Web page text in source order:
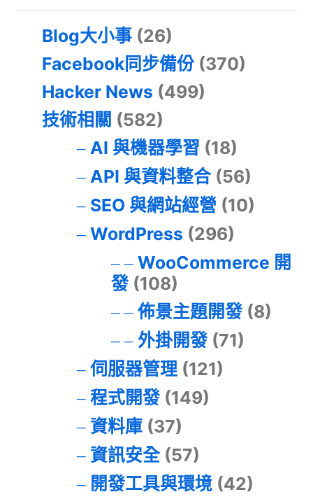
Blog大小事 (26)
Facebook同步備份 (370)
Hacker News (499)
技術相關 (582)
AI 與機器學習 (18)
API 與資料整合(56)
SEO 與網站經營 (10)
WordPress (296)
WooCommerce 開
發(108)
佈景主題開發(8)
外掛開發(71)
伺服器管理(121)
程式開發(149)
資料庫(37)
資訊安全(57)
開發工具與環境(42)